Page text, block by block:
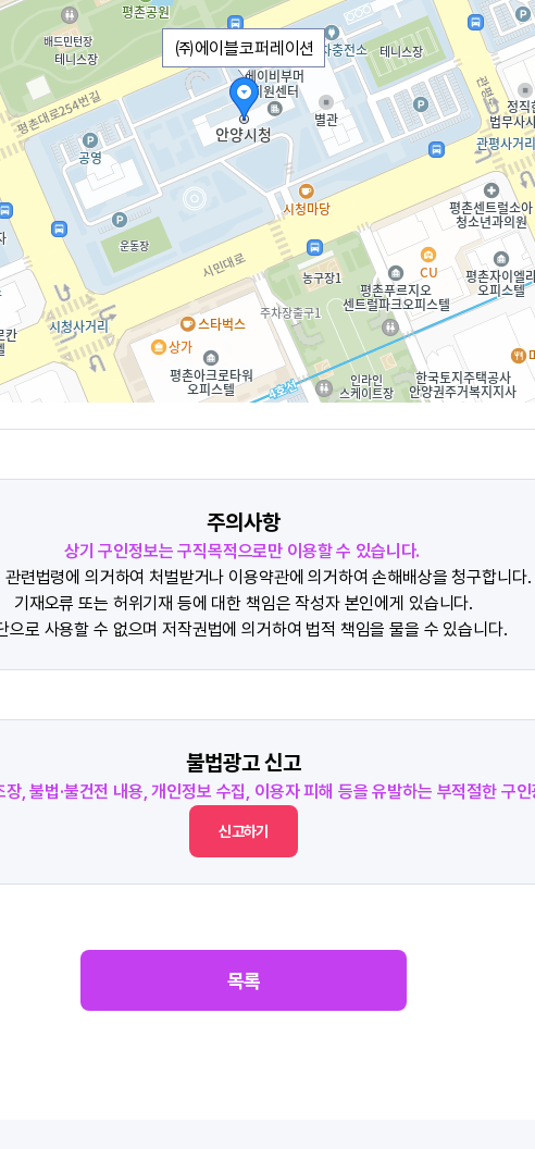
㈜에이블코퍼레이션
주의사항
상기 구인정보는 구직목적으로만 이용할 수 있습니다.
관련법령에 의거하여 처벌받거나 이용약관에 의거하여 손해배상을 청구합니다.
기재오류 또는 허위기재 등에 대한 책임은 작성자 본인에게 있습니다.
으로 사용할 수 없으며 저작권법에 의거하여 법적 책임을 물을 수 있습니다.
불법광고 신고
장, 불법·불건전 내용, 개인정보 수집, 이용자 피해 등을 유발하는 부적절한 구
신고하기
목록